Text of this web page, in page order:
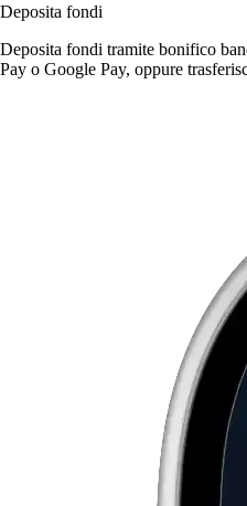
Deposita fondi
Deposita fondi tramite bonifico
Pay o Google Pay, oppure